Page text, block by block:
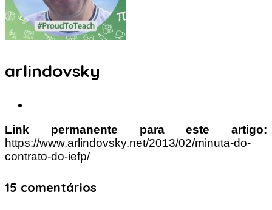
arlindovsky
Link permanente para este artigo:
https://www.arlindovsky.net/2013/02/minuta-do-
contrato-do-iefp/
15 comentários